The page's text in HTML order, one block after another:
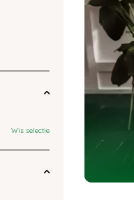
Wis selectie